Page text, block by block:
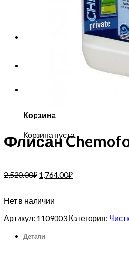
Корзина пуста.
Корзина
Корзина пуста.
Флисан
2,520.00₽ 1,764.00₽
Нет в наличии
Артикул: 1109003 Категория:
Детали